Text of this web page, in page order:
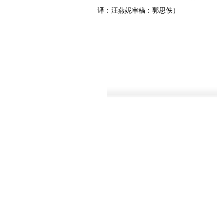
译：汪燕妮审稿：郭思佚）